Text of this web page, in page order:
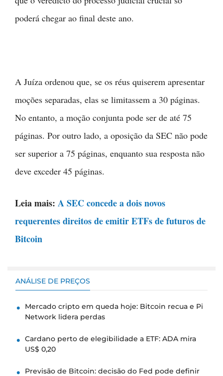
poderá chegar ao final deste ano.
A Juíza ordenou que, se os réus quiserem apresentar
moções separadas, elas se limitassem a 30 páginas.
No entanto, a moção conjunta pode ser de até 75
páginas. Por outro lado, a oposição da SEC não pode
ser superior a 75 páginas, enquanto sua resposta não
deve exceder 45 páginas.
Leia mais: A SEC concede a dois novos
requerentes direitos de emitir ETFs de futuros de
Bitcoin
ANÁLISE DE PREÇOS
Mercado cripto em queda hoje: Bitcoin recua e Pi
Network lidera perdas
Cardano perto de elegibilidade a ETF: ADA mira
US$ 0,20
Previsão de Bitcoin: decisão do Fed pode definir